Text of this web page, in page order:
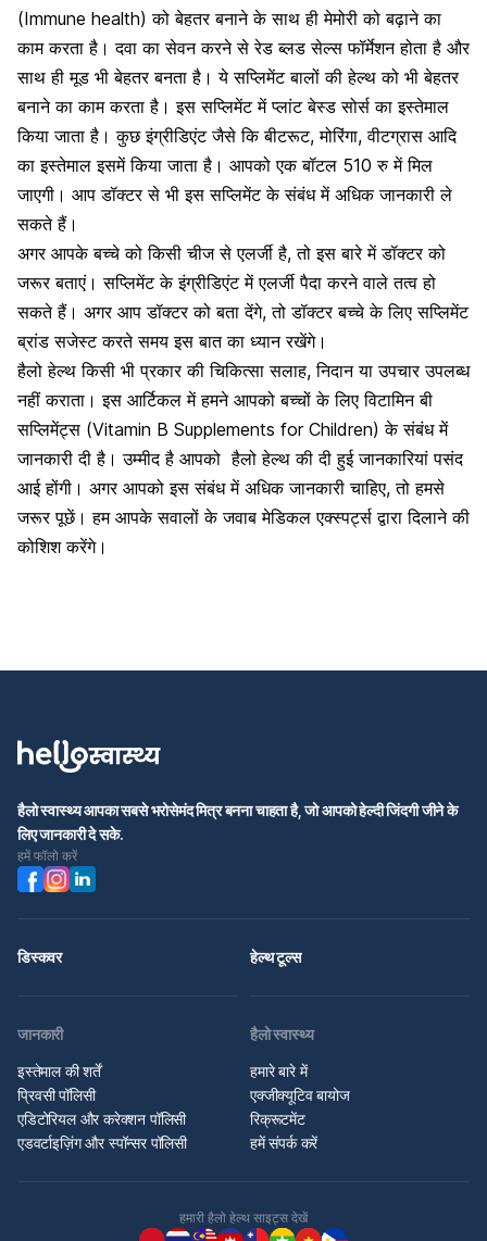
(Immune health) को बेहतर बनाने के साथ ही मेमोरी को बढ़ाने का
काम करता है। दवा का सेवन करने से रेड ब्लड सेल्स फॉर्मेशन होता है और
साथ ही मूड भी बेहतर बनता है। ये सप्लिमेंट बालों की हेल्थ को भी बेहतर
बनाने का काम करता है। इस सप्लिमेंट में प्लांट बेस्ड सोर्स का इस्तेमाल
किया जाता है। कुछ इंग्रीडिएंट जैसे कि बीटरूट, मोरिंगा, वीटग्रास आदि
का इस्तेमाल इसमें किया जाता है। आपको एक बॉटल 510 रु में मिल
जाएगी। आप डॉक्टर से भी इस सप्लिमेंट के संबंध में अधिक जानकारी ले
सकते हैं।
अगर आपकेबच्चे को किसी चीज से एलर्जी है, तो इस बारे में डॉक्टर को
जरूर बताएं। सप्लिमेंट के इंग्रीडिएंट में एलर्जी पैदा करने वाले तत्व हो
सकते हैं। अगर आप डॉक्टर को बता देंगे, तो डॉक्टर बच्चे के लिए सप्लिमेंट
ब्रांड सजेस्ट करते समय इस बात का ध्यान रखेंगे।
हैलो हेल्थ किसी भी प्रकार की चिकित्सा सलाह, निदान या उपचार उपलब्ध
नहीं कराता। इस आर्टिकल में हमने आपको बच्चों के लिए विटामिन बी
सप्लिमेंट्स (Vitamin B Supplements for Children) के संबंध में
जानकारी दी है। उम्मीद है आपको हैलो हेल्थ की दी हुई जानकारियां पसंद
आई होंगी। अगर आपको इस संबंध में अधिक जानकारी चाहिए, तो हमसे
जरूर पूछें। हम आपके सवालों के जवाब मेडिकल एक्स्पर्ट्स द्वारा दिलाने की
कोशिश करेंगे।
हैलो स्वास्थ्य आपका सबसे भरोसेमंद मित्र बनना चाहता है, जो आपको हेल्दी जिंदगी जीने के
लिए जानकारी दे सके.
हमें फॉलो करें
डिस्कवर हेल्थ टूल्स
जानकारी
इस्तेमाल की शर्तें
प्रिवसी पॉलिसी
एडिटोरियल और करेक्शन पॉलिसी
एडवर्टाइज़िंग और स्पॉन्सर पॉलिसी
हैलो स्वास्थ्य
हमारे बारे में
एक्जीक्यूटिव बायोज
रिक्रूटमेंट
हमें संपर्क करें
हमारी हैलो हेल्थ साइट्स देखें